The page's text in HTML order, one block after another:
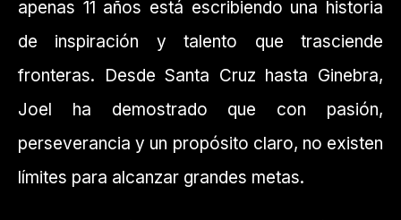
apenas 11 años está escribiendo una historia
de inspiración y talento que trasciende
fronteras. Desde Santa Cruz hasta Ginebra,
Joel ha demostrado que con pasión,
perseverancia y un propósito claro, no existen
límites para alcanzar grandes metas.